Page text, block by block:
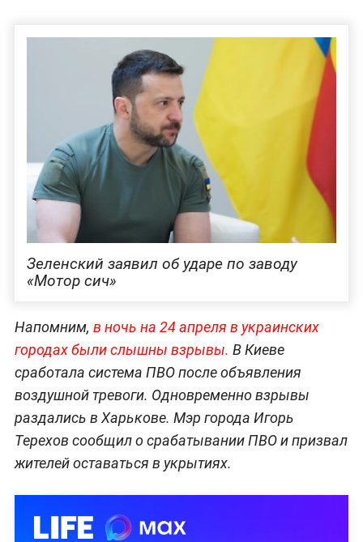
Зеленский заявил об ударе по заводу
«Мотор сич»
Напомним, в ночь на 24 апреля в украинских
городах были слышны взрывы. В Киеве
сработала система ПВО после объявления
воздушной тревоги. Одновременно взрывы
раздались в Харькове. Мэр города Игорь
Терехов сообщил о срабатывании ПВО и призвал
жителей оставаться в укрытиях.